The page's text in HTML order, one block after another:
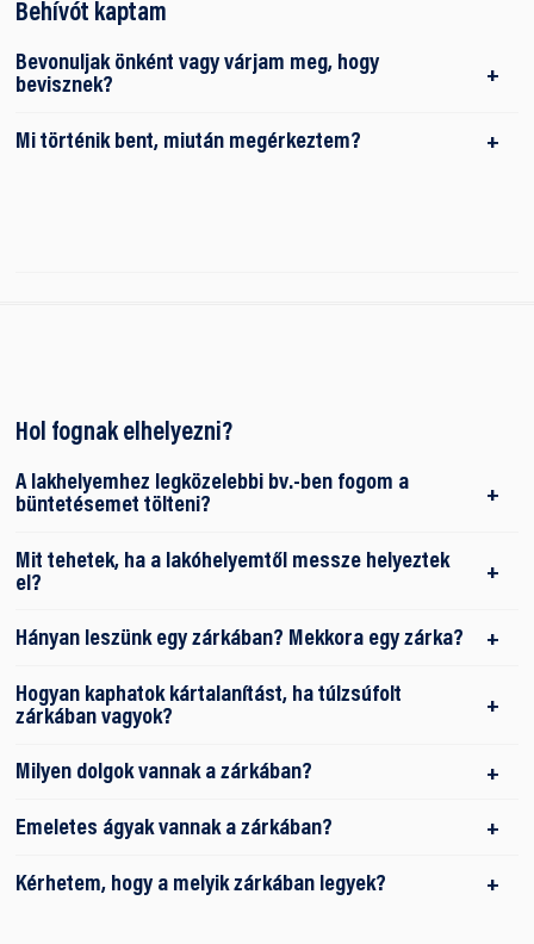
Behívót kaptam
Bevonuljak önként vagy várjam meg, hogy
bevisznek?
Mi történik bent, miután megérkeztem?
Hol fognak elhelyezni?
A lakhelyemhez legközelebbi bv.-ben fogom a
büntetésemet tölteni?
Mit tehetek, ha a lakóhelyemtől messze helyeztek
el?
Hányan leszünk egy zárkában? Mekkora egy zárka?
Hogyan kaphatok kártalanítást, ha túlzsúfolt
zárkában vagyok?
Milyen dolgok vannak a zárkában?
Emeletes ágyak vannak a zárkában?
Kérhetem, hogy a melyik zárkában legyek?